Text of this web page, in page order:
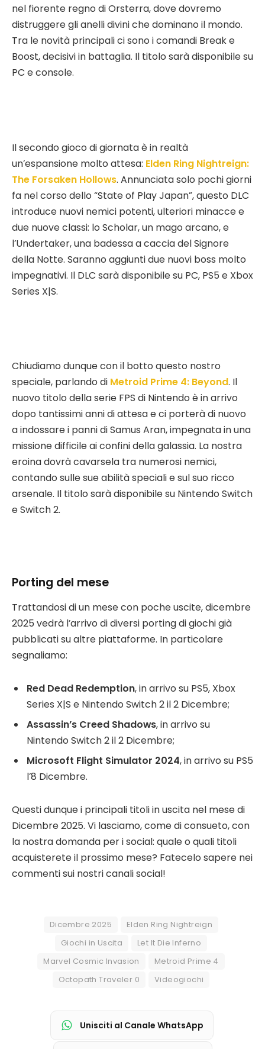
nel fiorente regno di Orsterra, dove dovremo
distruggere gli anelli divini che dominano il mondo.
Tra le novità principali ci sono i comandi Break e
Boost, decisivi in battaglia. Il titolo sarà disponibile su
PC e console.
Il secondo gioco di giornata è in realtà
un’espansione molto attesa: Elden Ring Nightreign:
The Forsaken Hollows. Annunciata solo pochi giorni
fa nel corso dello “State of Play Japan”, questo DLC
introduce nuovi nemici potenti, ulteriori minacce e
due nuove classi: lo Scholar, un mago arcano, e
l’Undertaker, una badessa a caccia del Signore
della Notte. Saranno aggiunti due nuovi boss molto
impegnativi. Il DLC sarà disponibile su PC, PS5 e Xbox
Series X|S.
Chiudiamo dunque con il botto questo nostro
speciale, parlando di Metroid Prime 4: Beyond. Il
nuovo titolo della serie FPS di Nintendo è in arrivo
dopo tantissimi anni di attesa e ci porterà di nuovo
a indossare i panni di Samus Aran, impegnata in una
missione difficile ai confini della galassia. La nostra
eroina dovrà cavarsela tra numerosi nemici,
contando sulle sue abilità speciali e sul suo ricco
arsenale. Il titolo sarà disponibile su Nintendo Switch
e Switch 2.
Porting del mese
Trattandosi di un mese con poche uscite, dicembre
2025 vedrà l’arrivo di diversi porting di giochi già
pubblicati su altre piattaforme. In particolare
segnaliamo:
Red Dead Redemption, in arrivo su PS5, Xbox
Series X|S e Nintendo Switch 2 il 2 Dicembre;
Assassin’s Creed Shadows, in arrivo su
Nintendo Switch 2 il 2 Dicembre;
Microsoft Flight Simulator 2024, in arrivo su PS5
l’8 Dicembre.
Questi dunque i principali titoli in uscita nel mese di
Dicembre 2025. Vi lasciamo, come di consueto, con
la nostra domanda per i social: quale o quali titoli
acquisterete il prossimo mese? Fatecelo sapere nei
commenti sui nostri canali social!
Dicembre 2025
Elden Ring Nightreign
Giochi in Uscita
Let It Die Inferno
Marvel Cosmic Invasion
Metroid Prime 4
Octopath Traveler 0
Videogiochi
Unisciti al Canale WhatsApp